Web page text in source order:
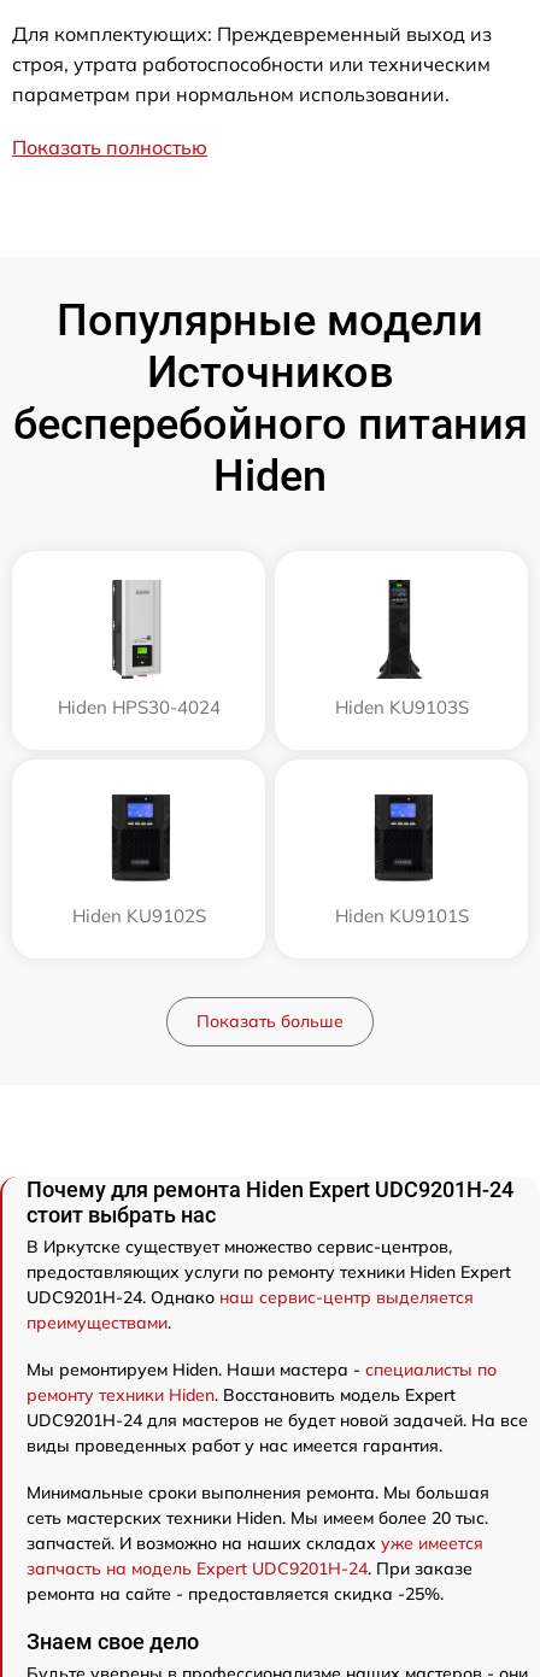
Для комплектующих: Преждевременный выход из
строя, утрата работоспособности или техническим
параметрам при нормальном использовании.
Показать полностью
Популярные модели
Источников
бесперебойного питания
Hiden
Hiden HPS30-4024 Hiden KU9103S
Hiden KU9102S Hiden KU9101S
Показать больше
Почему для ремонта Hiden Expert UDC9201H-24
стоит выбрать нас
В Иркутске существует множество сервис-центров,
предоставляющих услуги по ремонту техники Hiden Expert
UDC9201H-24. Однако наш сервис-центр выделяется
преимуществами.
Мы ремонтируем Hiden. Наши мастера - специалисты по
ремонту техники Hiden. Восстановить модель Expert
UDC9201H-24 для мастеров не будет новой задачей. На все
виды проведенных работ у нас имеется гарантия.
Минимальные сроки выполнения ремонта. Мы большая
сеть мастерских техники Hiden. Мы имеем более 20 тыс.
запчастей. И возможно на наших складах уже имеется
запчасть на модель Expert UDC9201H-24. При заказе
ремонта на сайте - предоставляется скидка -25%.
Знаем свое дело